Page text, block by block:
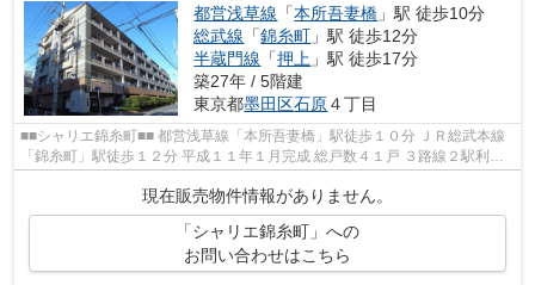
都営浅草線 「本所吾妻橋 」駅 徒歩10分
総武線 「錦糸町 」駅 徒歩12分
半蔵門線 「押上 」駅 徒歩17分
築27年 / 5階建
東京都墨田区石原４丁目
■■シャリエ錦糸町■■ 都営浅草線「本所吾妻橋」駅徒歩１０分 ＪＲ総武本線
「錦糸町」駅徒歩１２分 平成１１年１月完成 総戸数４１戸 ３路線２駅利用
現在販売物件情報がありません。
「シャリエ錦糸町」への
お問い合わせはこちら